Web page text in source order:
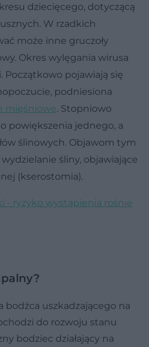
dziecięcego, dotyczącą
W rzadkich
może inne gruczoły
Okres wylęgania wirusa
Początkowo pojawiają się
podniesiona
mięśniowe. Stopniowo
powiększenia jednego, a
ślinowych. Objawom tym
śliny, objawiające
(kserostomia).
- ryzyko wystąpienia rośnie
bodźca uszkadzającego na
do rozwoju stanu
bodziec działający na